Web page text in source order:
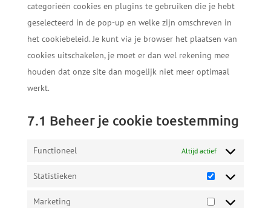
categorieën cookies en plugins te gebruiken die je hebt
geselecteerd in de pop-up en welke zijn omschreven in
het cookiebeleid. Je kunt via je browser het plaatsen van
cookies uitschakelen, je moet er dan wel rekening mee
houden dat onze site dan mogelijk niet meer optimaal
werkt.
7.1 Beheer je cookie toestemming
Functioneel Altijd actief
Statistieken
Statistieken
Marketing